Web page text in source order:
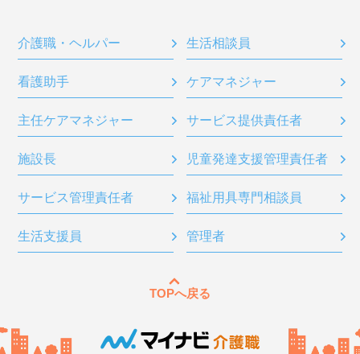
介護職・ヘルパー 生活相談員
看護助手 ケアマネジャー
主任ケアマネジャー サービス提供責任者
施設長 児童発達支援管理責任者
サービス管理責任者 福祉用具専門相談員
生活支援員 管理者
TOPへ戻る